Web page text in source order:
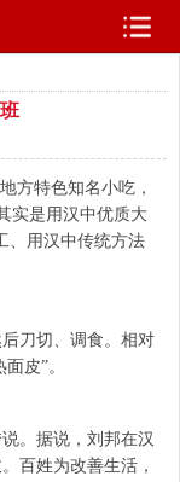
方特色知名小吃，
实是用汉中优质大
用汉中传统方法
刀切、调食。相对
皮”。
。据说，刘邦在汉
百姓为改善生活，